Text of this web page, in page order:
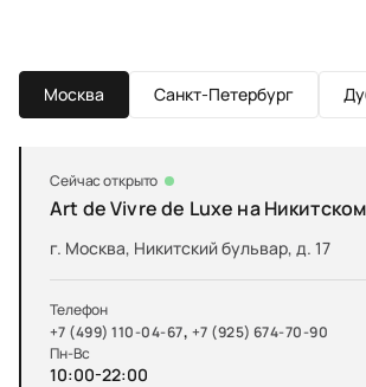
Москва Санкт-Петербург
Сейчас открыто
Art de Vivre de Luxe на Никитском
г. Москва, Никитский бульвар, д. 17
Телефон
+7 (499) 110-04-67, +7 (925) 674-70-90
Пн-Вс
10:00-22:00